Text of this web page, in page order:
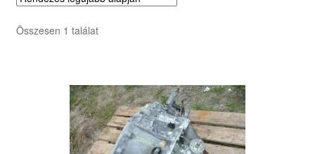
Kifizetések
Panaszkezelési szabályzat
Összesen 1 találat